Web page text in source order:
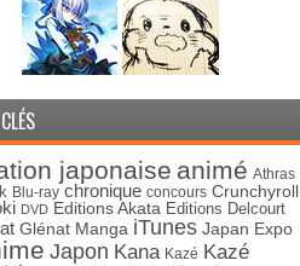
japonaise animé Athras
Blu-ray chronique concours Crunchyroll
DVD Editions Akata Editions Delcourt
Glénat Manga iTunes Japan Expo
Japon Kana Kazé Kazé